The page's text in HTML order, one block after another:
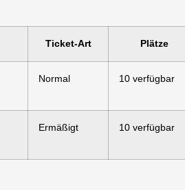
Ticket-Art Plätze
Normal 10 verfügbar
Ermäßigt 10 verfügbar